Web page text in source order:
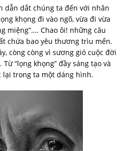
dẫn dắt chúng ta đến với nhân
khọng đi vào ngõ, vừa đi vừa
miệng”…. Chao ôi! những câu
chứa bao yêu thương trìu mến.
còng còng vì sương gió cuộc đời
“lọng khọng” đầy sáng tạo và
lại trong ta một dáng hình.